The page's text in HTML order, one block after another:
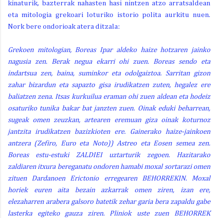
kinaturik, bazterrak nahasten hasi nintzen atzo arratsaldean
eta mitologia grekoari loturiko istorio polita aurkitu nuen.
Nork bere ondorioak atera ditzala:
Grekoen mitologian, Boreas Ipar aldeko haize hotzaren jainko
nagusia zen. Berak negua ekarri ohi zuen. Boreas sendo eta
indartsua zen, baina, suminkor eta odolgaiztoa. Sarritan gizon
zahar bizardun eta sapazto gisa irudikatzen zuten, hegalez ere
baliatzen zena. Itsas kurkuilua eraman ohi zuen aldean eta hodeiz
osaturiko tunika bakar bat janzten zuen. Oinak eduki beharrean,
sugeak omen zeuzkan, artearen eremuan giza oinak koturnoz
jantzita irudikatzen bazizkioten ere. Gainerako haize-jainkoen
antzera (Zefiro, Euro eta Noto)) Astreo eta Eosen semea zen.
Boreas estu-estuki ZALDIEI uztarturik zegoen. Hazitarako
zaldiaren itxura bereganatu ondoren hamabi moxal sortarazi omen
zituen Dardanoen Erictonio erregearen BEHORREKIN. Moxal
horiek euren aita bezain azkarrak omen ziren, izan ere,
elezaharren arabera galsoro batetik zehar garia bera zapaldu gabe
lasterka egiteko gauza ziren. Pliniok uste zuen BEHORREK